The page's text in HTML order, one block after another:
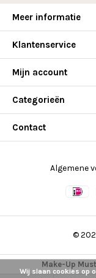
Meer informatie
Klantenservice
Mijn account
Categorieën
Contact
©
Algemene
Make-Up
Wij slaan cookies op